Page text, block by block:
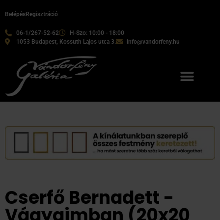
06-1/267-52-62
H-Szo: 10:00 - 18:00
1053 Budapest, Kossuth Lajos utca 3.
info@vandorfeny.hu
BelépésRegisztráció
Cserfő Bernadett -